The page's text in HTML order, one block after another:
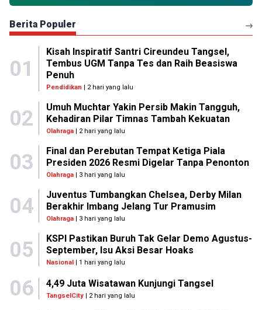
Berita Populer
01
Kisah Inspiratif Santri Cireundeu Tangsel,
Tembus UGM Tanpa Tes dan Raih Beasiswa
Penuh
Pendidikan | 2 hari yang lalu
02
Umuh Muchtar Yakin Persib Makin Tangguh,
Kehadiran Pilar Timnas Tambah Kekuatan
Olahraga| 2 hari yang lalu
03
Final dan Perebutan Tempat Ketiga Piala
Presiden 2026 Resmi Digelar Tanpa Penonton
Olahraga| 3 hari yang lalu
04
Juventus Tumbangkan Chelsea, Derby Milan
Berakhir Imbang Jelang Tur Pramusim
Olahraga| 3 hari yang lalu
05
KSPI Pastikan Buruh Tak Gelar Demo Agustus-
September, Isu Aksi Besar Hoaks
Nasional| 1 hari yang lalu
06 4,49 Juta Wisatawan Kunjungi Tangsel
TangselCity | 2 hari yang lalu